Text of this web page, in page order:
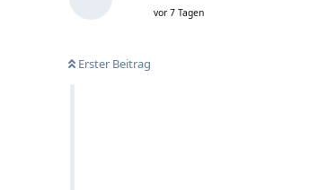
vor 7 Tagen
Erster Beitrag